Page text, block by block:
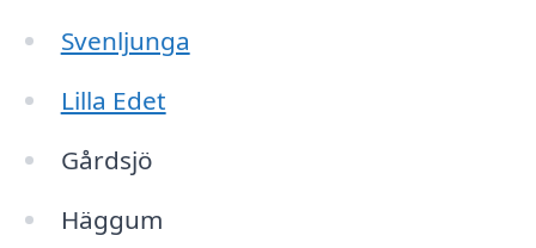
Svenljunga
Lilla Edet
Gårdsjö
Häggum